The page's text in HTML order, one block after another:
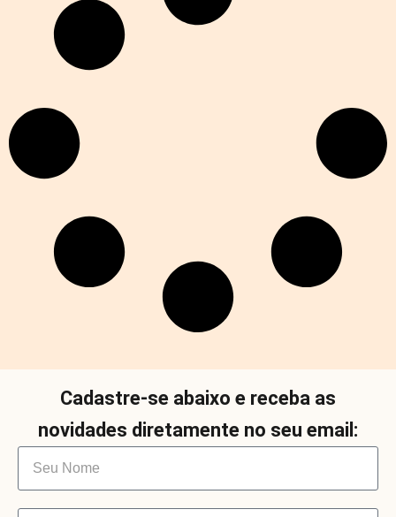
Cadastre-se abaixo e receba as
novidades diretamente no seu email: